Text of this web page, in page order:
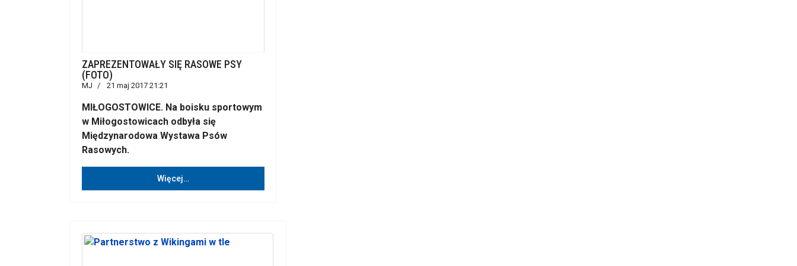
ZAPREZENTOWAŁY SIĘ RASOWE PSY
(FOTO)
MJ 21 maj 2017 21:21
MIŁOGOSTOWICE. Na boisku sportowym
w Miłogostowicach odbyła się
Międzynarodowa Wystawa Psów
Rasowych.
Więcej…